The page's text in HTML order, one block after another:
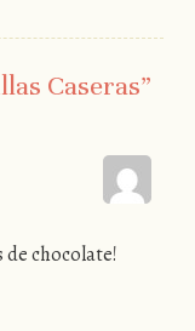
Caseras”
de chocolate!